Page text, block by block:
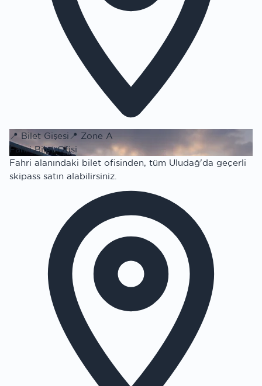
📍 Bilet Gişesi 📍 Zone A
Fahri Bilet Ofisi
Fahri alanındaki bilet ofisinden, tüm Uludağ'da geçerli
skipass satın alabilirsiniz.